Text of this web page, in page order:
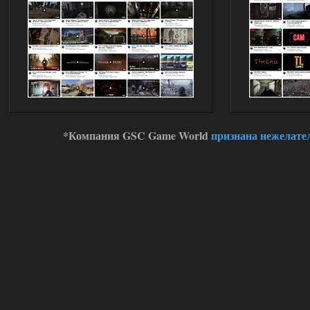
11:00
Stalker-Mods-Clan-su
Глобальный патч от
31.07.2026.
Устанавливать только
поверх финальной версии все в одном
(Standalone Final) от 29.12.2025!
Доступно только для пользователей
*Компания GSC Game Worldпризнана